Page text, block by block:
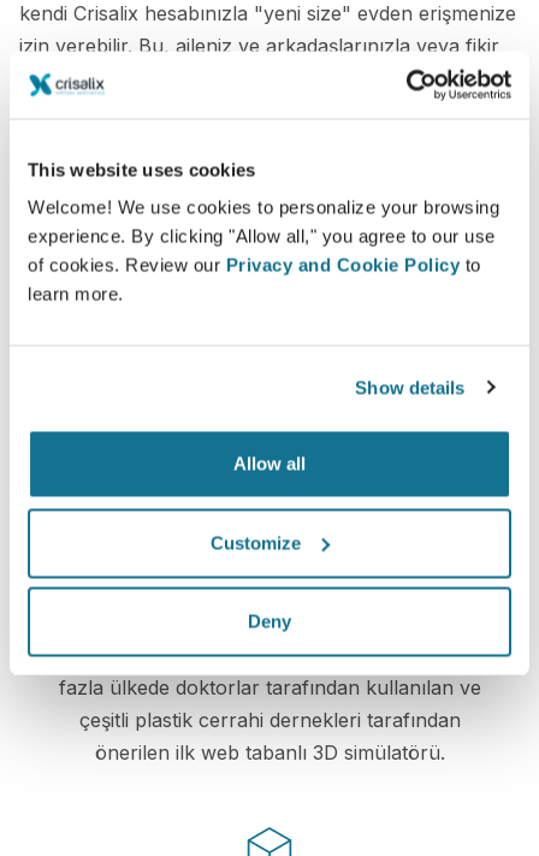
This website uses cookies
Welcome! We use cookies to personalize your browsing
experience. By clicking "Allow all," you agree to our use
of cookies. Review our Privacy and Cookie Policy to
learn more.
Show details
Allow all
Customize
Deny
kendi Crisalix hesabınızla "yeni size" evden erişmenize
izin verebilir. Bu, aileniz ve arkadaşlarınızla veya fikir
almak istediğiniz herhangi biriyle paylaşmanıza olanak
Yeni sizi şimdi görün!
Crisalix, gizliliğinizi her zaman korumaya
kararlıdır. Sunucularımız tamamen şifrelenmiştir:
bilgileriniz güvenli ve gizli kalır.
Yüksek teknoloji
Plastik cerrahi ve estetik prosedürler için 100'dan
fazla ülkede doktorlar tarafından kullanılan ve
çeşitli plastik cerrahi dernekleri tarafından
önerilen ilk web tabanlı 3D simülatörü.